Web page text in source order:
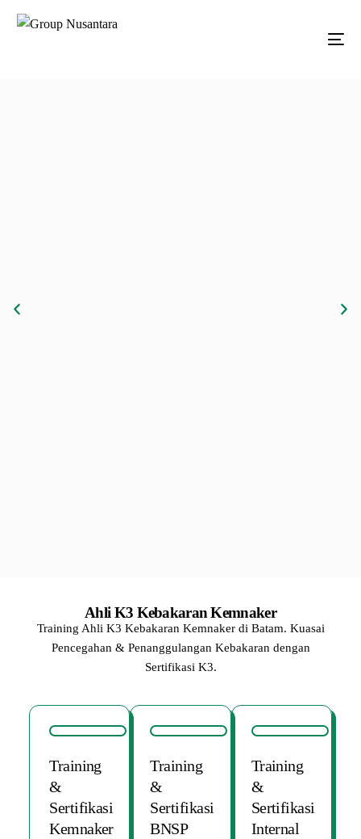
Ahli K3 Kebakaran Kemnaker
Training Ahli K3 Kebakaran Kemnaker di Batam. Kuasai
Pencegahan & Penanggulangan Kebakaran dengan
Sertifikasi K3.
Training
&
Sertifikasi
Kemnaker
Training
&
Sertifikasi
BNSP
Training
&
Sertifikasi
Internal